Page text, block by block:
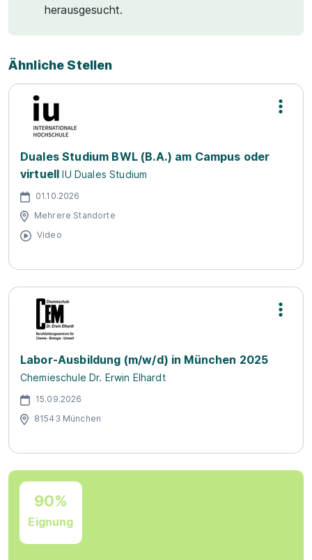
herausgesucht.
Ähnliche Stellen
Duales Studium BWL (B.A.) am Campus oder
virtuell IU Duales Studium
01.10.2026
Mehrere Standorte
Video
Labor-Ausbildung (m/w/d) in München 2025
Chemieschule Dr. Erwin Elhardt
15.09.2026
81543 München
90%
Eignung